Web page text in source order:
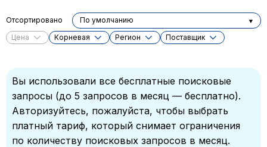
Цена Корневая Регион Поставщик
Отсортировано По умолчанию
Вы использовали все бесплатные поисковые
запросы (до 5 запросов в месяц — бесплатно).
Авторизуйтесь, пожалуйста, чтобы выбрать
платный тариф, который снимает ограничения
по количеству поисковых запросов в месяц.